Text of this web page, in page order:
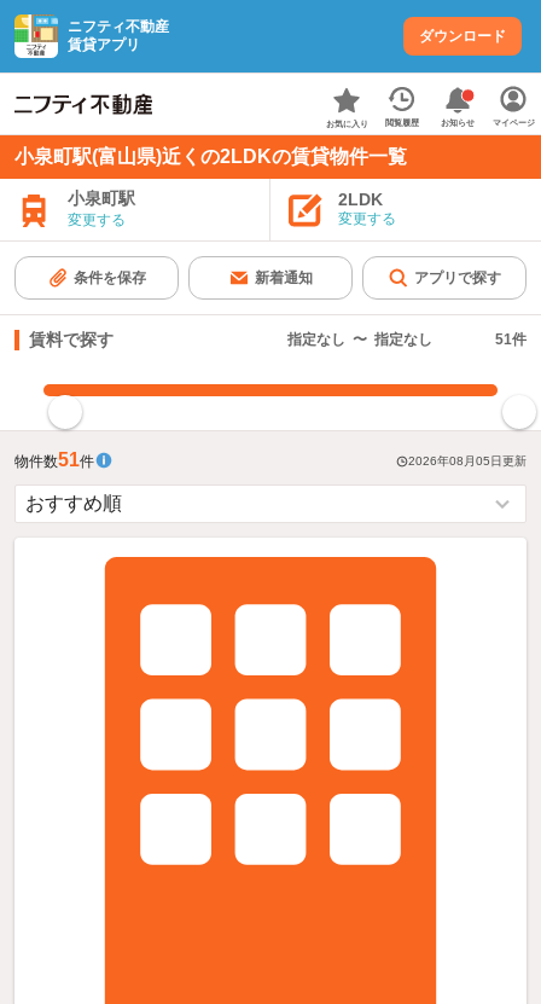
ニフティ不動産
賃貸アプリ
ダウンロード
お気に入り 閲覧履歴 お知らせ マイページ
小泉町駅(富山県)近くの2LDKの賃貸物件一覧
小泉町駅
変更する
2LDK
変更する
条件を保存 新着通知 アプリで探す
賃料で探す 指定なし 〜 指定なし 51件
物件数51件 2026年08月05日更新